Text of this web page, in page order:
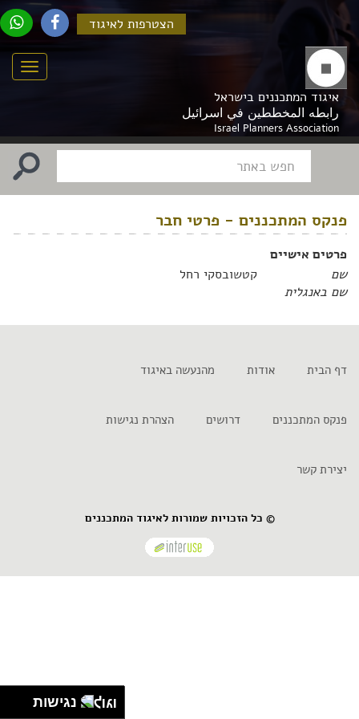
הצטרפות לאיגוד
איגוד המתכננים בישראל
رابطه المخططين في اسرائيل
Israel Planners Association
פנקס המתכננים - פרטי חבר
פרטים אישיים
שם
קטשובסקי רחל
שם באנגלית
דף הבית אודות מהנעשה באיגוד
פנקס המתכננים דרושים הצהרת נגישות
יצירת קשר
© כל הזכויות שמורות לאיגוד המתכננים
נגישות